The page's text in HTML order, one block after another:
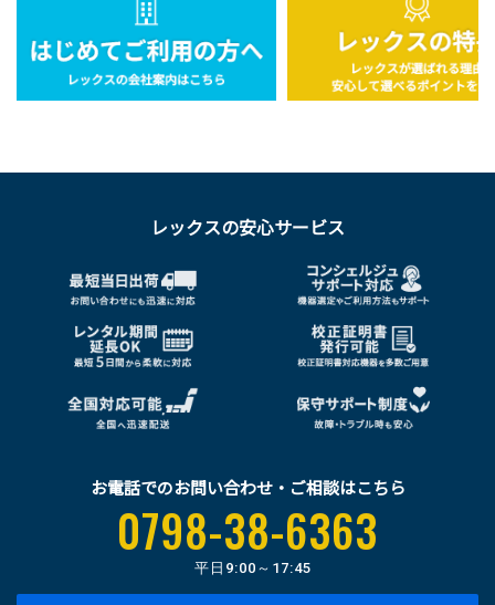
レックスの安心サービス
お電話でのお問い合わせ・ご相談はこちら
0798-38-6363
平日 9:00～17:45